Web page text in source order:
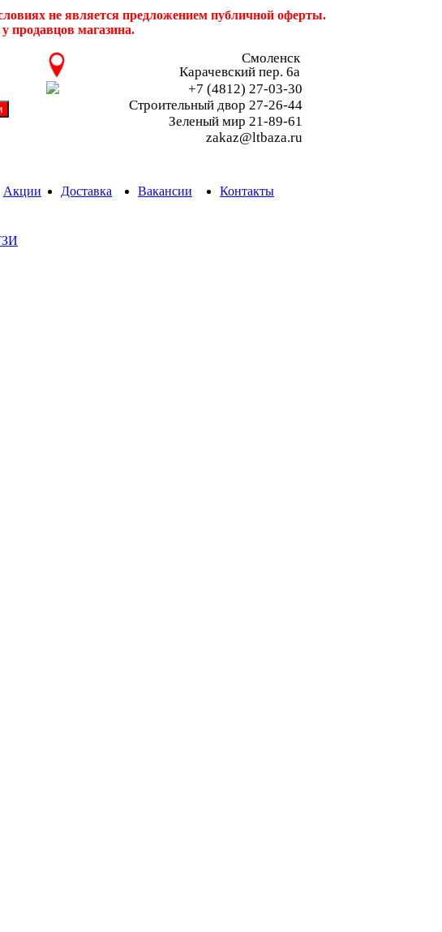
не является предложением публичной оферты.
продавцов магазина.
Смоленск
Карачевский пер. 6a
+7 (4812) 27-03-30
Строительный двор 27-26-44
Зеленый мир 21-89-61
zakaz@ltbaza.ru
Акции Доставка Вакансии Контакты